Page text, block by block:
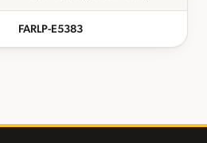
FARLP-E5383